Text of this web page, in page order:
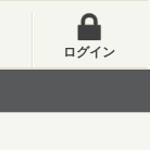
ログイン